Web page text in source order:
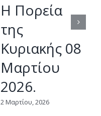
Η Πορεία
της
Κυριακής 08
Μαρτίου
2026.
2 Μαρτίου, 2026